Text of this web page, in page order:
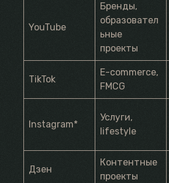
YouTube
Бренды,
образовател
ьные
проекты
TikTok
E-commerce,
FMCG
Instagram*
Услуги,
lifestyle
Дзен
Контентные
проекты